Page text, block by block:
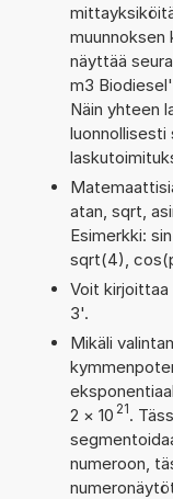
muunnoksen
näyttää
m3
Näin yhteen
luonnollisesti
atan, sqrt,
Esimerkki:
sqrt(4),
Voit
3'.
Mikäli
2 × 10 21.
numeroon,